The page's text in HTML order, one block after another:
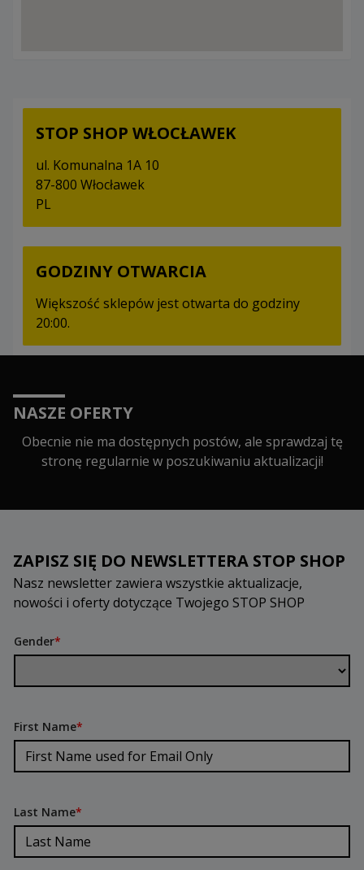
STOP SHOP WŁOCŁAWEK
ul. Komunalna 1A 10
87-800 Włocławek
PL
GODZINY OTWARCIA
Większość sklepów jest otwarta do godziny
20:00.
NASZE OFERTY
Obecnie nie ma dostępnych postów, ale sprawdzaj tę
stronę regularnie w poszukiwaniu aktualizacji!
ZAPISZ SIĘ DO NEWSLETTERA STOP SHOP
Nasz newsletter zawiera wszystkie aktualizacje,
nowości i oferty dotyczące Twojego STOP SHOP
Gender*
First Name*
Last Name*